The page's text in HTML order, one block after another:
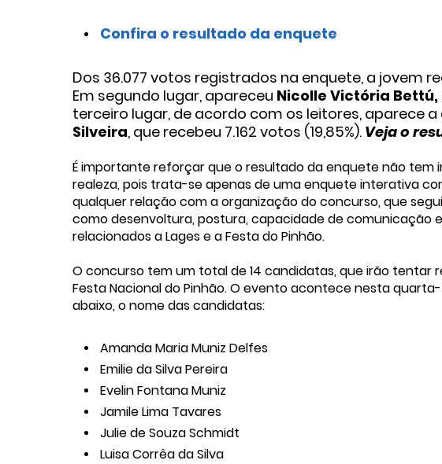
Confira o resultado da enquete
Dos 36.077 votos registrados na enquete, a jovem
Em segundo lugar, apareceu Nicolle Victória Bettú,
terceiro lugar, de acordo com os leitores, aparece
Silveira, que recebeu 7.162 votos (19,85%). Veja o
É importante reforçar que o resultado da enquete não tem
realeza, pois trata-se apenas de uma enquete interativa
qualquer relação com a organização do concurso, que
como desenvoltura, postura, capacidade de comunicação
relacionados a Lages e a Festa do Pinhão.
O concurso tem um total de 14 candidatas, que irão tentar
Festa Nacional do Pinhão. O evento acontece nesta
abaixo, o nome das candidatas:
Amanda Maria Muniz Delfes
Emilie da Silva Pereira
Evelin Fontana Muniz
Jamile Lima Tavares
Julie de Souza Schmidt
Luisa Corrêa da Silva